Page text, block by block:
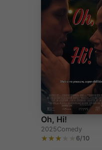
Oh, Hi!
2025Comedy
6/10